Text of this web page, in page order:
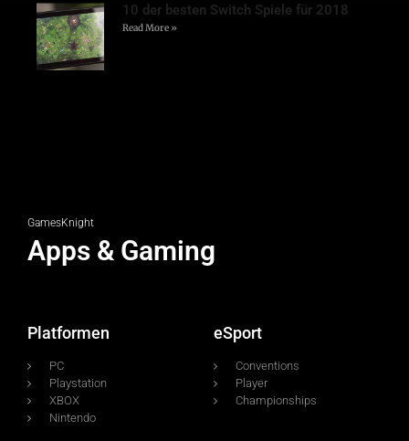
10 der besten Switch Spiele für 2018
Read More »
GamesKnight
Apps & Gaming
Platformen
PC
Playstation
XBOX
Nintendo
eSport
Conventions
Player
Championships